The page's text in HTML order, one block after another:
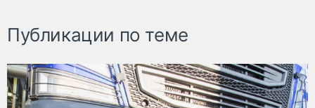
Публикации по теме